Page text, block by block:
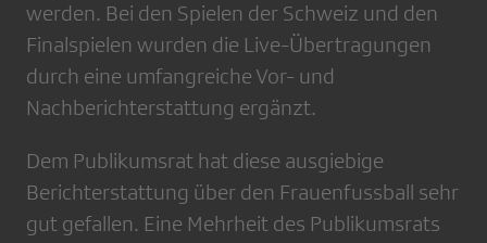
werden. Bei den Spielen der Schweiz und den
Finalspielen wurden die Live-Übertragungen
durch eine umfangreiche Vor- und
Nachberichterstattung ergänzt.
Dem Publikumsrat hat diese ausgiebige
Berichterstattung über den Frauenfussball sehr
gut gefallen. Eine Mehrheit des Publikumsrats